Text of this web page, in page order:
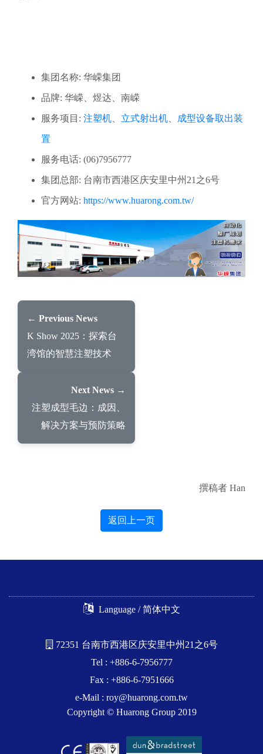
集团名称: 华嵘集团
品牌: 华嵘、煜达、南嵘
服务项目: 注塑机 立式射出机 成型设备取出装
置
服务电话: (06)7956777
集团总部: 台南市西港区庆安里中州21之6号
官方网站: https://www.huarong.com.tw/
← Previous News
K Show 2025：探索台
湾馆的智慧注塑技术
Next News →
注塑成型毛边：成因、
解决方案与预防策略
撰稿者 Han
返回上一页
Language / 简体中文
72351 台南市西港区庆安里中州21之6号
Tel : +886-6-7956777
Fax : +886-6-7951666
e-Mail : roy@huarong.com.tw
Copyright © Huarong Group 2019